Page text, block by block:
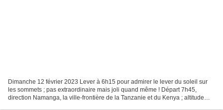
Dimanche 12 février 2023 Lever à 6h15 pour admirer le lever du soleil sur
les sommets ; pas extraordinaire mais joli quand même ! Départ 7h45,
direction Namanga, la ville-frontière de la Tanzanie et du Kenya ; altitude